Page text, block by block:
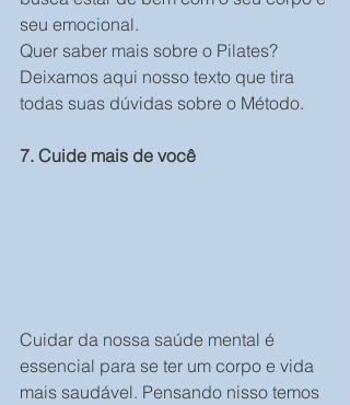
seu emocional.
Quer saber mais sobre o Pilates?
Deixamos aqui nosso texto que tira
todas suas dúvidas sobre o Método.
7. Cuide mais de você
Cuidar da nossa saúde mental é
essencial para se ter um corpo e vida
mais saudável. Pensando nisso temos